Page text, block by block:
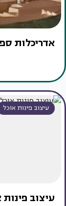
אדריכלות
עיצוב פינות אוכל
עיצוב